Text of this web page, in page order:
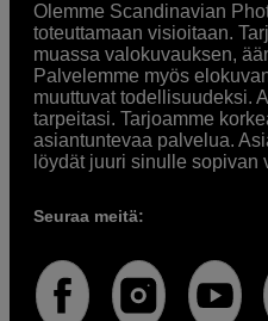
Olemme Scandinavian
toteuttamaan visioitaan.
muassa valokuvauksen,
Palvelemme myös
muuttuvat todellisuudeksi.
tarpeitasi. Tarjoamme
asiantuntevaa palvelua.
löydät juuri sinulle sopivan
Seuraa meitä: